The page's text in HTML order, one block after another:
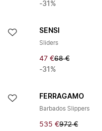
-31%
SENSI
Sliders
47 €68 €
-31%
FERRAGAMO
Barbados Slippers
535 €972 €